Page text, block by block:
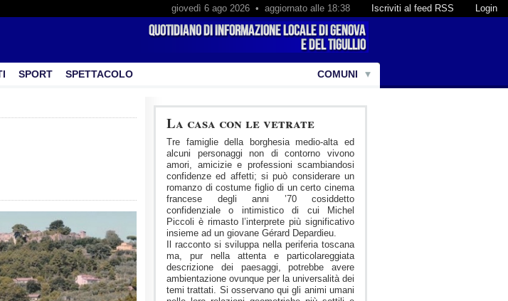
Login
Iscriviti al feed RSS
giovedì 6 ago 2026 • aggiornato alle 18:38
SPORT SPETTACOLO COMUNI
La casa con le vetrate
Tre famiglie della borghesia medio-alta ed
alcuni personaggi non di contorno vivono
amori, amicizie e professioni scambiandosi
confidenze ed affetti; si può considerare un
romanzo di costume figlio di un certo cinema
francese degli anni ’70 cosiddetto
confidenziale o intimistico di cui Michel
Piccoli è rimasto l’interprete più significativo
insieme ad un giovane Gérard Depardieu.
Il racconto si sviluppa nella periferia toscana
ma, pur nella attenta e particolareggiata
descrizione dei paesaggi, potrebbe avere
ambientazione ovunque per la universalità dei
temi trattati. Si osservano qui gli animi umani